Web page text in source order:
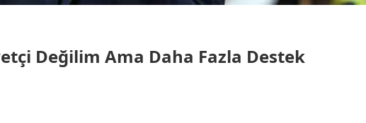
Değilim Ama Daha Fazla Destek